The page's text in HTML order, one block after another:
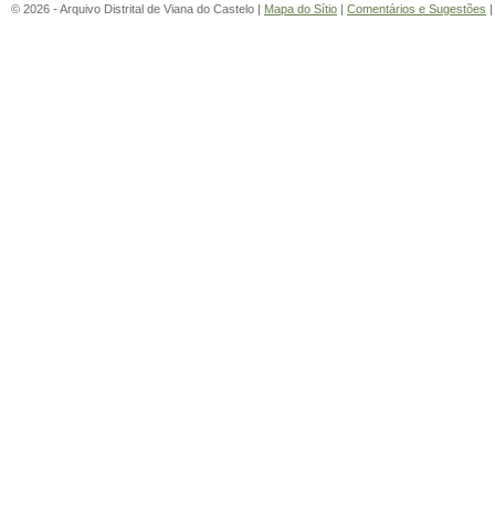
© 2026 - Arquivo Distrital de Viana do Castelo | Mapa do Sítio | Comentários e Sugestões |